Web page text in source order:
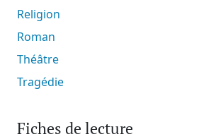
Religion
Roman
Théâtre
Tragédie
Fiches de lecture